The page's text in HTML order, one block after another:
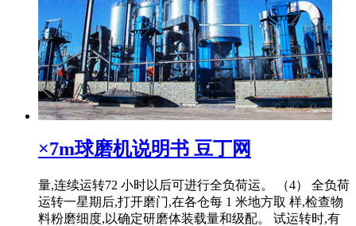
×7m球磨机说明书 豆丁网
量,连续运转72 小时以后可进行全负荷运。 （4） 全负荷
运转一星期后,打开磨门,在各仓每 1 米地方取 样,检查物
料粉磨细度,以确定研磨体装载量和级配。 试运转时,有